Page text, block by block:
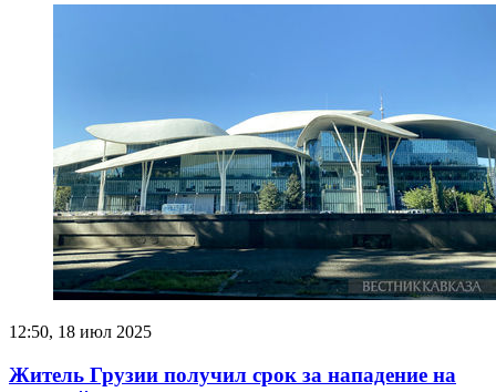
12:50, 18 июл 2025
Житель Грузии получил срок за нападение на